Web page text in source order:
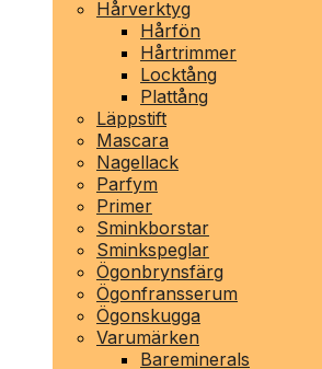
Hårverktyg
Hårfön
Hårtrimmer
Locktång
Plattång
Läppstift
Mascara
Nagellack
Parfym
Primer
Sminkborstar
Sminkspeglar
Ögonbrynsfärg
Ögonfransserum
Ögonskugga
Varumärken
Bareminerals